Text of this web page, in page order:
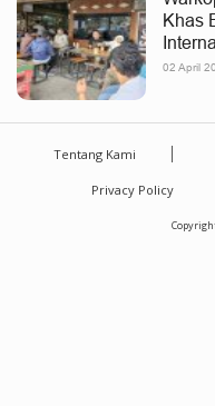
Khas
02 April
Tentang Kami
Privacy Policy